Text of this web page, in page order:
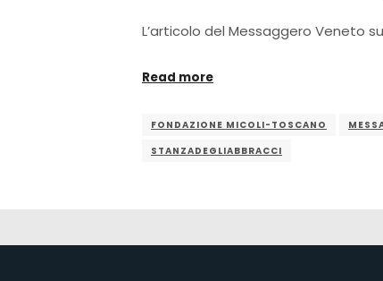
L’articolo del Messaggero Veneto
Read more
FONDAZIONE MICOLI-TOSCANO
STANZADEGLIABBRACCI